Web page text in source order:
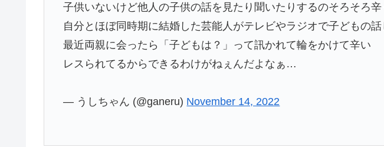
子供いないけど他人の子供の話を見たり聞いたりするのそろそろ
自分とほぼ同時期に結婚した芸能人がテレビやラジオで子どもの
最近両親に会ったら「子どもは？」って訊かれて輪をかけて辛い
レスられてるからできるわけがねぇんだよなぁ…
— うしちゃん (@ganeru) November 14, 2022